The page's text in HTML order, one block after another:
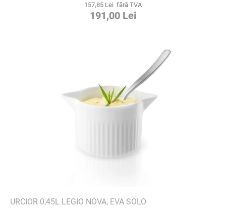
157,85 Lei fără TVA
191,00 Lei
URCIOR 0,45L LEGIO NOVA, EVA SOLO